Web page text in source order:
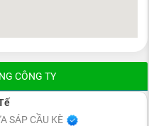
CÔNG TY
SÁP CẦU KÈ